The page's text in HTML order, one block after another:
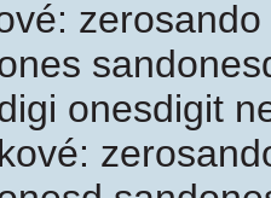
onesdigit